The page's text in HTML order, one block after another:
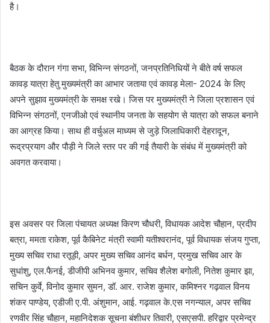
है।
बैठक के दौरान गंगा सभा, विभिन्न संगठनों, जनप्रतिनिधियों ने बीते वर्ष सफल
कावड़ यात्रा हेतु मुख्यमंत्री का आभार जताया एवं कावड़ मेला- 2024 के लिए
अपने सुझाव मुख्यमंत्री के समक्ष रखे। जिस पर मुख्यमंत्री ने जिला प्रशासन एवं
विभिन्न संगठनों, एनजीओ एवं स्थानीय जनता के सहयोग से यात्रा को सफल बनाने
का आग्रह किया। साथ ही वर्चुअल माध्यम से जुड़े जिलाधिकारी देहरादून,
रूद्रप्रयाग और पौड़ी ने जिले स्तर पर की गई तैयारी के संबंध में मुख्यमंत्री को
अवगत करवाया।
इस अवसर पर जिला पंचायत अध्यक्ष किरण चौधरी, विधायक आदेश चौहान, प्रदीप
बत्रा, ममता राकेश, पूर्व कैबिनेट मंत्री स्वामी यतीश्वरानंद, पूर्व विधायक संजय गुप्ता,
मुख्य सचिव राधा रतूड़ी, अपर मुख्य सचिव आनंद बर्धन, प्रमुख सचिव आर के
सुधांशु, एल.फैनई, डीजीपी अभिनव कुमार, सचिव शैलेश बगोली, नितेश कुमार झा,
सचिन कुर्वे, विनोद कुमार सुमन, डॉ. आर. राजेश कुमार, कमिश्नर गढ़वाल विनय
शंकर पाण्डेय, एडीजी ए.पी. अंशुमान, आई. गढ़वाल के.एस नगन्याल, अपर सचिव
रणवीर सिंह चौहान, महानिदेशक सूचना बंशीधर तिवारी, एसएसपी. हरिद्वार प्रमेन्द्र